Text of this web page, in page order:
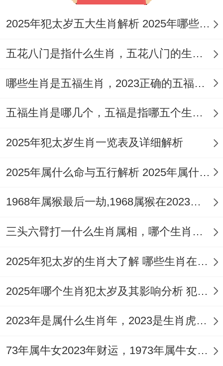
2025年犯太岁五大生肖解析 2025年哪些生肖会犯太岁
五花八门是指什么生肖，五花八门的生肖究竟是谁？
哪些生肖是五福生肖，2023正确的五福生肖是哪5位
五福生肖是哪几个，五福是指哪五个生肖动物
2025年犯太岁生肖一览表及详细解析
2025年属什么命与五行解析 2025年属什么生肖五行属性是什么
1968年属猴最后一劫,1968属猴在2023劫数
三头六臂打一什么生肖属相，哪个生肖三头六臂
2025年犯太岁的生肖大了解 哪些生肖在2025年犯太岁
2025年哪个生肖犯太岁及其影响分析 犯太岁的生肖及化解方法解析
2023年是属什么生肖年，2023是生肖虎年还是兔年
73年属牛女2023年财运，1973年属牛女2023年每月运势怎样